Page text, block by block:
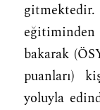
bakarak
puanları)
yoluyla